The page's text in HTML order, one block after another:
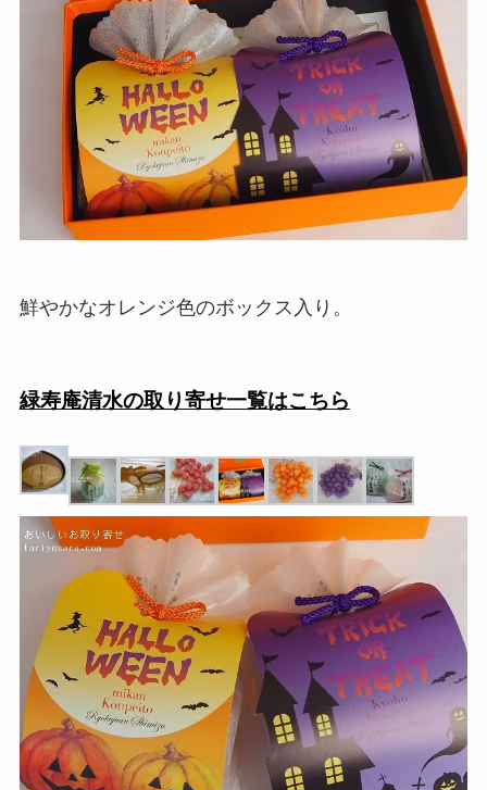
鮮やかなオレンジ色のボックス入り。
緑寿庵清水の取り寄せ一覧はこちら